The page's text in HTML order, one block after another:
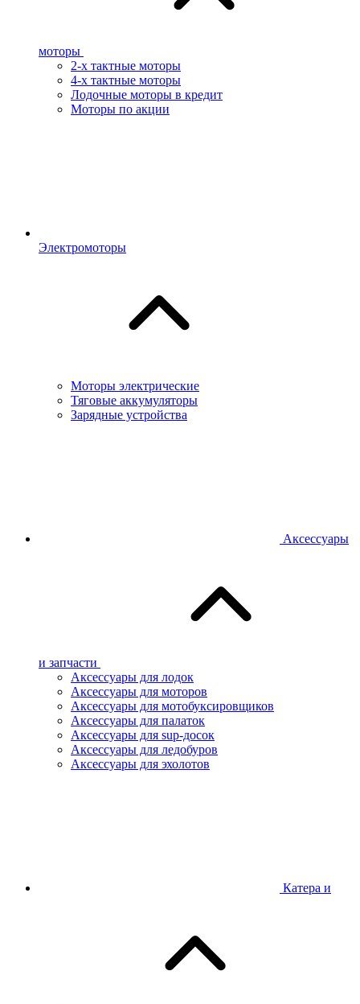
моторы
2-х тактные моторы
4-х тактные моторы
Лодочные моторы в кредит
Моторы по акции
Электромоторы
Моторы электрические
Тяговые аккумуляторы
Зарядные устройства
Аксессуары
и запчасти
Аксессуары для лодок
Аксессуары для моторов
Аксессуары для мотобуксировщиков
Аксессуары для палаток
Аксессуары для sup-досок
Аксессуары для ледобуров
Аксессуары для эхолотов
Катера и